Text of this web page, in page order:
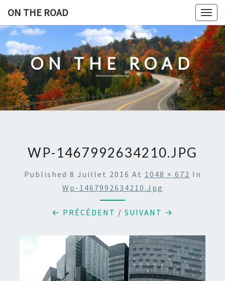
content
ON THE ROAD
ON THE ROAD
WP-1467992634210.JPG
Published 8 Juillet 2016 At 1048 × 672 In
Wp-1467992634210.jpg
← PRÉCÉDENT / SUIVANT →